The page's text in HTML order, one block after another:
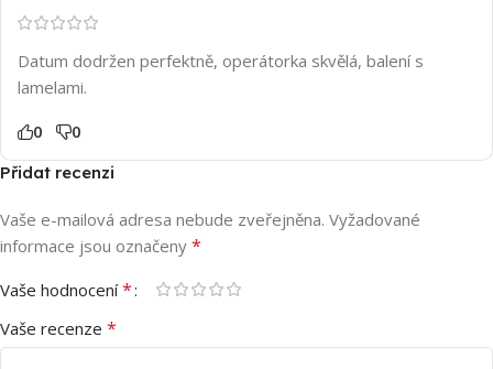
Datum dodržen perfektně, operátorka skvělá, balení s
lamelami.
0 0
Přidat recenzi
Vaše e-mailová adresa nebude zveřejněna. Vyžadované
informace jsou označeny *
Vaše hodnocení*
Vaše recenze *